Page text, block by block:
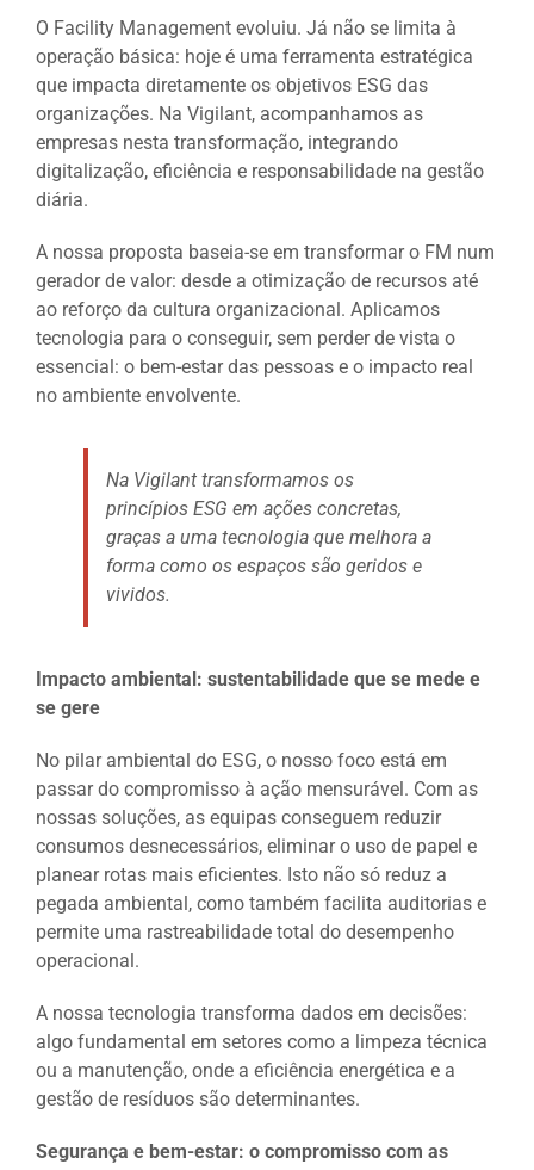
O Facility Management evoluiu. Já não se limita à
operação básica: hoje é uma ferramenta estratégica
que impacta diretamente os objetivos ESG das
organizações. Na Vigilant, acompanhamos as
empresas nesta transformação, integrando
digitalização, eficiência e responsabilidade na gestão
diária.
A nossa proposta baseia-se em transformar o FM num
gerador de valor: desde a otimização de recursos até
ao reforço da cultura organizacional. Aplicamos
tecnologia para o conseguir, sem perder de vista o
essencial: o bem-estar das pessoas e o impacto real
no ambiente envolvente.
NaVigilant transformamos os
princípiosESG em açõesconcretas,
graçasa uma tecnologiaque melhoraa
forma como os espaços são geridose
vividos.
Impacto ambiental: sustentabilidade que se mede e
se gere
No pilar ambiental do ESG, o nosso foco está em
passar do compromisso à ação mensurável. Com as
nossas soluções, as equipas conseguem reduzir
consumos desnecessários, eliminar o uso de papel e
planear rotas mais eficientes. Isto não só reduz a
pegada ambiental, como também facilita auditorias e
permite uma rastreabilidade total do desempenho
operacional.
A nossa tecnologia transforma dados em decisões:
algo fundamental em setores como a limpeza técnica
ou a manutenção, onde a eficiência energética e a
gestão de resíduos são determinantes.
Segurança e bem-estar: o compromisso com as